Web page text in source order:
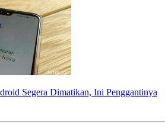
Segera Dimatikan, Ini Penggantinya